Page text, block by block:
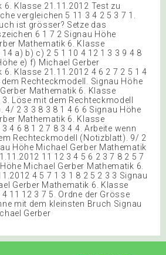
6. Klasse 21.11.2012 Test zu
vergleichen 5 11 3 4 2 5 3 7 1.
ist grösser? Setze das
6 1 7 2 Signau Höhe
Mathematik 6. Klasse
a) b) c) 2 5 1 10 4 12 1 3 3 9 4 8
e) f) Michael Gerber
6. Klasse 21.11.2012 4 6 2 7 2 5 1 4
Rechteckmodell. Signau Höhe
Mathematik 6. Klasse
3. Löse mit dem Rechteckmodell
4/ 2 3 3 8 3 8 1 4 6 6 Signau Höhe
Mathematik 6. Klasse
4 6 8 1 2 7 8 3 4 4. Arbeite wenn
Rechteckmodell (Notizblatt). 9/ 2
Höhe Michael Gerber Mathematik
11 12 3 4 5 6 2 3 7 8 2 5 7
Michael Gerber Mathematik 6.
4 5 7 1 3 1 8 2 5 2 3 3 Signau
Gerber Mathematik 6. Klasse
11 12 3 7 5. Ordne der Grösse
mit dem kleinsten Bruch Signau
Gerber